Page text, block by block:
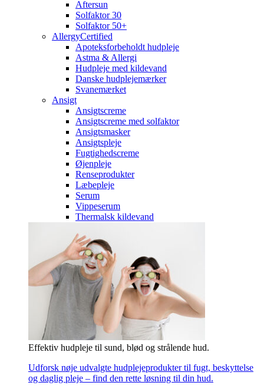
Aftersun
Solfaktor 30
Solfaktor 50+
AllergyCertified
Apoteksforbeholdt hudpleje
Astma & Allergi
Hudpleje med kildevand
Danske hudplejemærker
Svanemærket
Ansigt
Ansigtscreme
Ansigtscreme med solfaktor
Ansigtsmasker
Ansigtspleje
Fugtighedscreme
Øjenpleje
Renseprodukter
Læbepleje
Serum
Vippeserum
Thermalsk kildevand
Effektiv hudpleje til sund, blød og strålende hud.
Udforsk nøje udvalgte hudplejeprodukter til fugt, beskyttelse
og daglig pleje – find den rette løsning til din hud.